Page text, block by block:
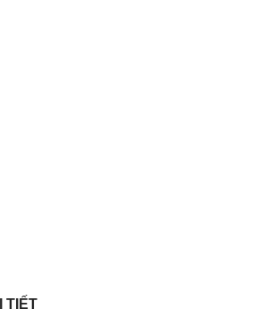
TIẾT